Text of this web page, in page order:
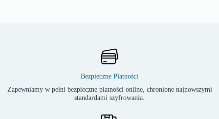
Bezpieczne Płatności
Zapewniamy w pełni bezpieczne płatności online, chronione najnowszymi
standardami szyfrowania.